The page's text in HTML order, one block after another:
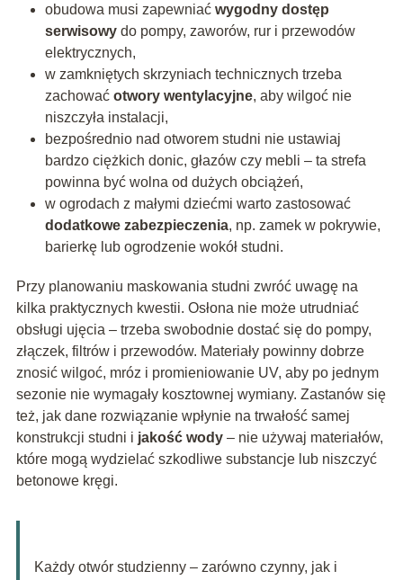
obudowa musi zapewniać wygodny dostęp
serwisowydo pompy, zaworów, rur i przewodów
elektrycznych,
w zamkniętych skrzyniach technicznych trzeba
zachować otwory wentylacyjne, aby wilgoć nie
niszczyła instalacji,
bezpośrednio nad otworem studni nie ustawiaj
bardzo ciężkich donic, głazów czy mebli – ta strefa
powinna być wolna od dużych obciążeń,
w ogrodach z małymi dziećmi warto zastosować
dodatkowe zabezpieczenia, np. zamek w pokrywie,
barierkę lub ogrodzenie wokół studni.
Przy planowaniu maskowania studni zwróć uwagę na
kilka praktycznych kwestii. Osłona nie może utrudniać
obsługi ujęcia – trzeba swobodnie dostać się do pompy,
złączek, filtrów i przewodów. Materiały powinny dobrze
znosić wilgoć, mróz i promieniowanie UV, aby po jednym
sezonie nie wymagały kosztownej wymiany. Zastanów się
też, jak dane rozwiązanie wpłynie na trwałość samej
konstrukcji studni i jakość wody– nie używaj materiałów,
które mogą wydzielać szkodliwe substancje lub niszczyć
betonowe kręgi.
Każdy otwór studzienny – zarówno czynny, jak i